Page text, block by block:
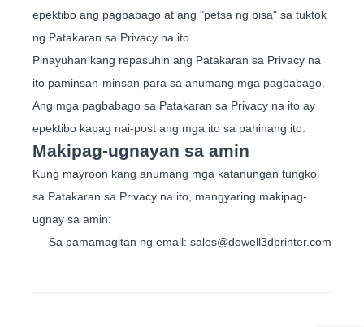
epektibo ang pagbabago at ang "petsa ng bisa" sa tuktok
ng Patakaran sa Privacy na ito.
Pinayuhan kang repasuhin ang Patakaran sa Privacy na
ito paminsan-minsan para sa anumang mga pagbabago.
Ang mga pagbabago sa Patakaran sa Privacy na ito ay
epektibo kapag nai-post ang mga ito sa pahinang ito.
Makipag-ugnayan sa amin
Kung mayroon kang anumang mga katanungan tungkol
sa Patakaran sa Privacy na ito, mangyaring makipag-
ugnay sa amin:
Sa pamamagitan ng email: sales@dowell3dprinter.com